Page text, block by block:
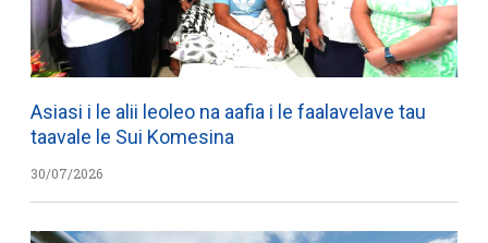
Asiasi i le alii leoleo na aafia i le faalavelave tau
taavale le Sui Komesina
30/07/2026